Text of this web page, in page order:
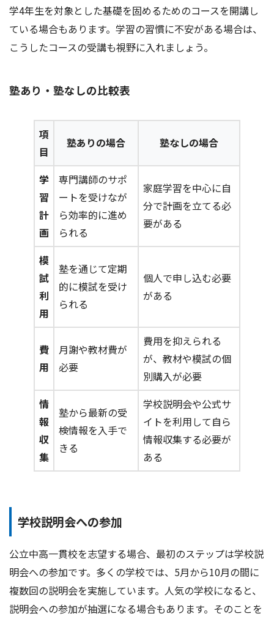
学4年生を対象とした基礎を固めるためのコースを開講し
ている場合もあります。学習の習慣に不安がある場合は、
こうしたコースの受講も視野に入れましょう。
塾あり・塾なしの比較表
項
目
塾ありの場合 塾なしの場合
学
習
計
画
専門講師のサポ
ートを受けなが
ら効率的に進め
られる
家庭学習を中心に自
分で計画を立てる必
要がある
模
試
利
用
塾を通じて定期
的に模試を受け
られる
個人で申し込む必要
がある
費
用
月謝や教材費が
必要
費用を抑えられる
が、教材や模試の個
別購入が必要
情
報
収
集
塾から最新の受
検情報を入手で
きる
学校説明会や公式サ
イトを利用して自ら
情報収集する必要が
ある
学校説明会への参加
公立中高一貫校を志望する場合、最初のステップは学校説
明会への参加です。多くの学校では、5月から10月の間に
複数回の説明会を実施しています。人気の学校になると、
説明会への参加が抽選になる場合もあります。そのことを